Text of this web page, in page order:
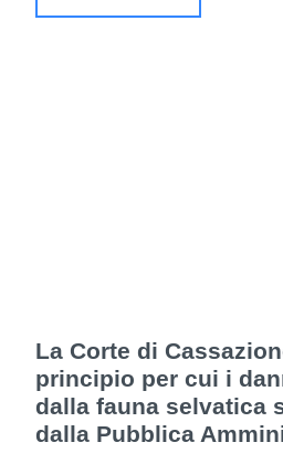
La Corte di
principio per cui i
dalla fauna selvatica
dalla Pubblica